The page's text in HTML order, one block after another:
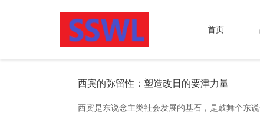
首页
西宾的弥留性：塑造改日的要津力量
西宾是东说念主类社会发展的基石，是鼓舞个东